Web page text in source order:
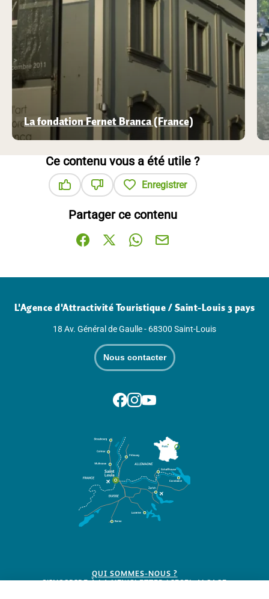
La fondation Fernet Branca (France)
Ce contenu vous a été utile ?
Enregistrer
Partager ce contenu
Partager sur Facebook (nouvelle fenêtre)
Partager sur X / Twitter (nouvelle
Partager sur WhatsApp
Partager par mail
L'Agence d'Attractivité Touristique / Saint-Louis 3 pays
18 Av. Général de Gaulle - 68300 Saint-Louis
Nous contacter
Suivez-nous sur Facebook
Suivez-nous sur Instagram
Suivez-nous sur Youtube
QUI SOMMES-NOUS ?
S'INSCRIRE À LA NEWSLETTER LIESEL ALSACE